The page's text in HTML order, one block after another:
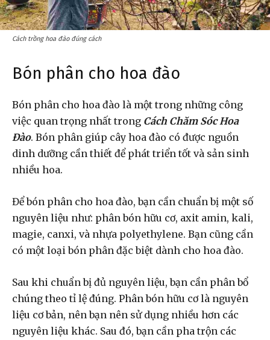
Cách trồng hoa đào đúng cách
Bón phân cho hoa đào
Bón phân cho hoa đào là một trong những công
việc quan trọng nhất trong Cách Chăm Sóc Hoa
Đào. Bón phân giúp cây hoa đào có được nguồn
dinh dưỡng cần thiết để phát triển tốt và sản sinh
nhiều hoa.
Để bón phân cho hoa đào, bạn cần chuẩn bị một số
nguyên liệu như: phân bón hữu cơ, axit amin, kali,
magie, canxi, và nhựa polyethylene. Bạn cũng cần
có một loại bón phân đặc biệt dành cho hoa đào.
Sau khi chuẩn bị đủ nguyên liệu, bạn cần phân bổ
chúng theo tỉ lệ đúng. Phân bón hữu cơ là nguyên
liệu cơ bản, nên bạn nên sử dụng nhiều hơn các
nguyên liệu khác. Sau đó, bạn cần pha trộn các